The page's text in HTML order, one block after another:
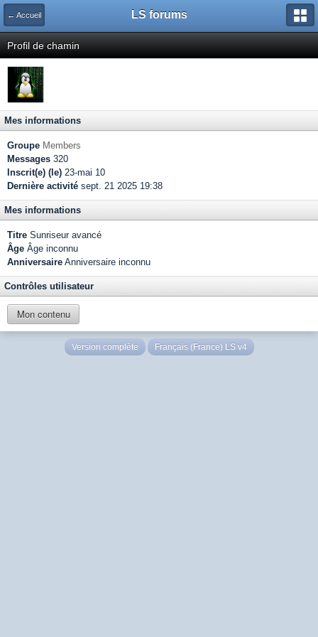
← Accueil LS forums
Profil de chamin
Mes informations
Groupe Members
Messages 320
Inscrit(e) (le) 23-mai 10
Dernière activité sept. 21 2025 19:38
Mes informations
Titre Sunriseur avancé
Âge Âge inconnu
Anniversaire Anniversaire inconnu
Contrôles utilisateur
Mon contenu
Version complète Français (France) LS v4